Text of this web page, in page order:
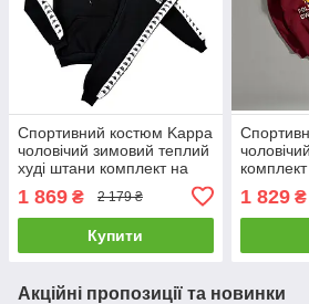
Спортивний костюм Kappa
чоловічий зимовий теплий
худі штани комплект на
1 869 ₴ 2 179 ₴
Купити
комплект
штани
1 829₴
Акційні пропозиції та новинки